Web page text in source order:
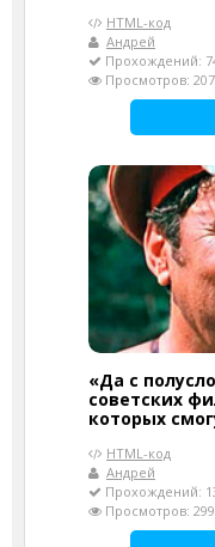
HTML-код
Андрей
Прохождений:
Просмотров:
«Да с
советских
которых
HTML-код
Андрей
Прохождений:
Просмотров: